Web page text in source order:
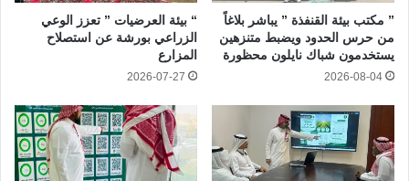
” مكتب بيئة القنفذة ” يباشر بلاغاً
من حرس الحدود ويضبط متنزهين
يستخدمون شباك نايلون محظورة
2026-08-04
“ بيئة العرضيات ” تعزز الوعي
الزراعي بورشة عن استصلاح
المزارع
2026-07-27